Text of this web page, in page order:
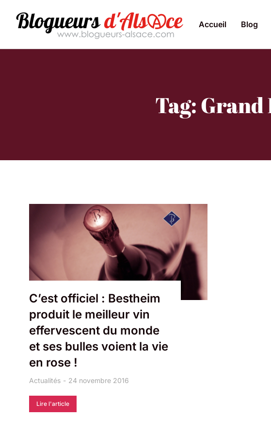
Accueil Blog
Tag:
C’est officiel : Bestheim
produit le meilleur vin
effervescent du monde
et ses bulles voient la vie
en rose !
Actualités 24 novembre 2016
Lire l'article